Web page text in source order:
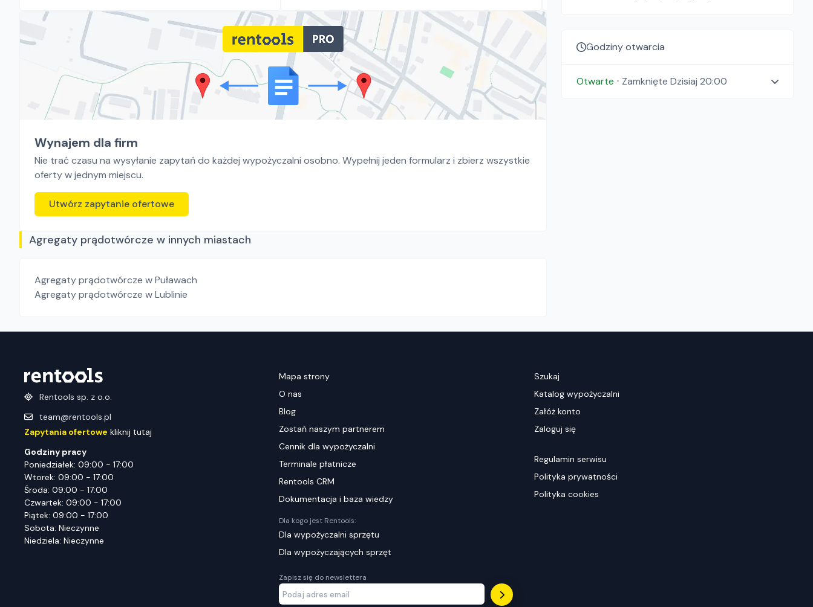
Godziny otwarcia
Otwarte ⋅ Zamknięte Dzisiaj 20:00
Wynajem dla firm
Nie trać czasu na wysyłanie zapytań do każdej wypożyczalni osobno. Wypełnij jeden formularz i zbierz wszystkie
oferty w jednym miejscu.
Utwórz zapytanie ofertowe
Agregaty prądotwórcze w innych miastach
Agregaty prądotwórcze w Puławach
Agregaty prądotwórcze w Lublinie
Rentools sp. z o.o.
team@rentools.pl
Zapytania ofertowe kliknij tutaj
Godziny pracy
Poniedziałek: 09:00 - 17:00
Wtorek: 09:00 - 17:00
Środa: 09:00 - 17:00
Czwartek: 09:00 - 17:00
Piątek: 09:00 - 17:00
Sobota: Nieczynne
Niedziela: Nieczynne
Mapa strony
O nas
Blog
Zostań naszym partnerem
Cennik dla wypożyczalni
Terminale płatnicze
Rentools CRM
Dokumentacja i baza wiedzy
Dla kogo jest Rentools:
Dla wypożyczalni sprzętu
Dla wypożyczających sprzęt
Zapisz się do newslettera
Szukaj
Katalog wypożyczalni
Załóż konto
Zaloguj się
Regulamin serwisu
Polityka prywatności
Polityka cookies